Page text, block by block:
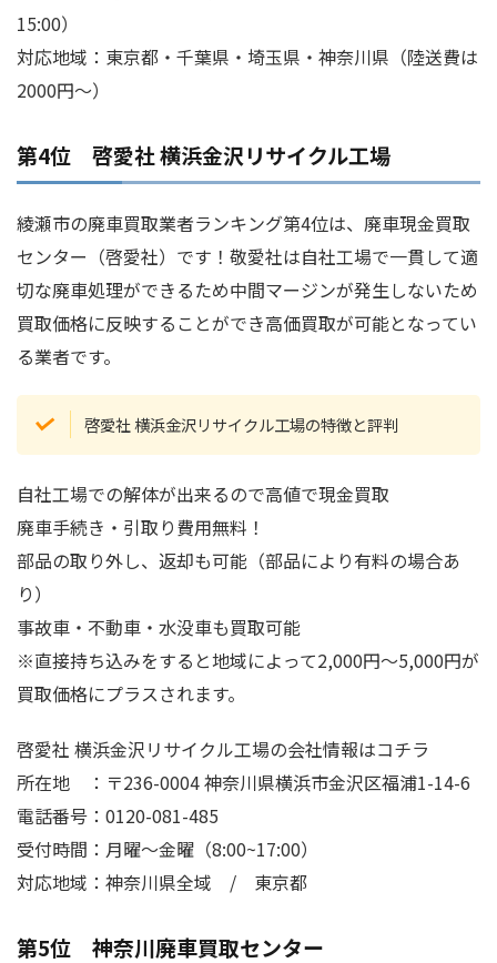
15:00）
対応地域：東京都・千葉県・埼玉県・神奈川県（陸送費は
2000円～）
第4位 啓愛社 横浜金沢リサイクル工場
綾瀬市の廃車買取業者ランキング第4位は、廃車現金買取
センター（啓愛社）です！敬愛社は自社工場で一貫して適
切な廃車処理ができるため中間マージンが発生しないため
買取価格に反映することができ高価買取が可能となってい
る業者です。
啓愛社 横浜金沢リサイクル工場の特徴と評判
自社工場での解体が出来るので高値で現金買取
廃車手続き・引取り費用無料！
部品の取り外し、返却も可能（部品により有料の場合あ
り）
事故車・不動車・水没車も買取可能
※直接持ち込みをすると地域によって2,000円～5,000円が
買取価格にプラスされます。
啓愛社 横浜金沢リサイクル工場の会社情報はコチラ
所在地 ：〒236-0004 神奈川県横浜市金沢区福浦1-14-6
電話番号：0120-081-485
受付時間：月曜～金曜（8:00~17:00）
対応地域：神奈川県全域 / 東京都
第5位 神奈川廃車買取センター